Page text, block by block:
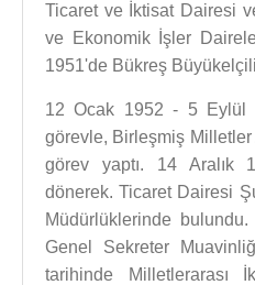
Ticaret ve İktisat Dairesi
ve Ekonomik İşler
1951'de Bükreş
12 Ocak 1952 - 5 Eylül
görevle, Birleşmiş
görev yaptı. 14 Aralık
dönerek. Ticaret Dairesi
Müdürlüklerinde
Genel Sekreter
tarihinde Milletlerarası